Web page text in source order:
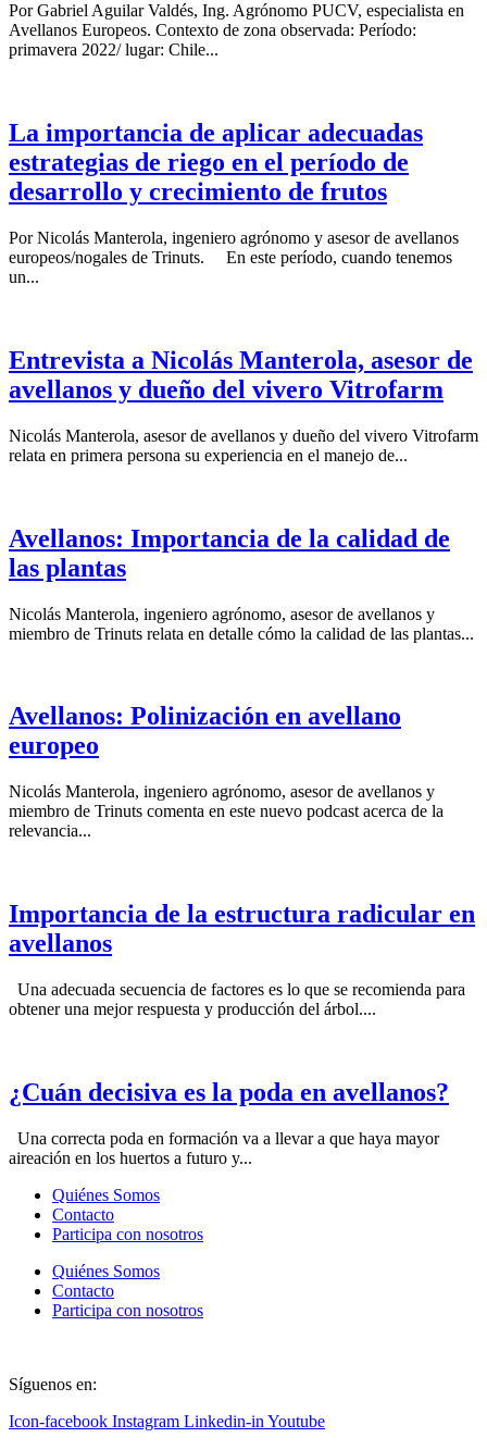
Por Gabriel Aguilar Valdés, Ing. Agrónomo PUCV, especialista en
Avellanos Europeos. Contexto de zona observada: Período:
primavera 2022/ lugar: Chile...
La importancia de aplicar adecuadas
estrategias de riego en el período de
desarrollo y crecimiento de frutos
Por Nicolás Manterola, ingeniero agrónomo y asesor de avellanos
europeos/nogales de Trinuts. En este período, cuando tenemos
un...
Entrevista a Nicolás Manterola, asesor de
avellanos y dueño del vivero Vitrofarm
Nicolás Manterola, asesor de avellanos y dueño del vivero Vitrofarm
relata en primera persona su experiencia en el manejo de...
Avellanos: Importancia de la calidad de
las plantas
Nicolás Manterola, ingeniero agrónomo, asesor de avellanos y
miembro de Trinuts relata en detalle cómo la calidad de las plantas...
Avellanos: Polinización en avellano
europeo
Nicolás Manterola, ingeniero agrónomo, asesor de avellanos y
miembro de Trinuts comenta en este nuevo podcast acerca de la
relevancia...
Importancia de la estructura radicular en
avellanos
Una adecuada secuencia de factores es lo que se recomienda para
obtener una mejor respuesta y producción del árbol....
¿Cuán decisiva es la poda en avellanos?
Una correcta poda en formación va a llevar a que haya mayor
aireación en los huertos a futuro y...
Quiénes Somos
Contacto
Participa con nosotros
Quiénes Somos
Contacto
Participa con nosotros
Síguenos en:
Icon-facebook Instagram Linkedin-in Youtube